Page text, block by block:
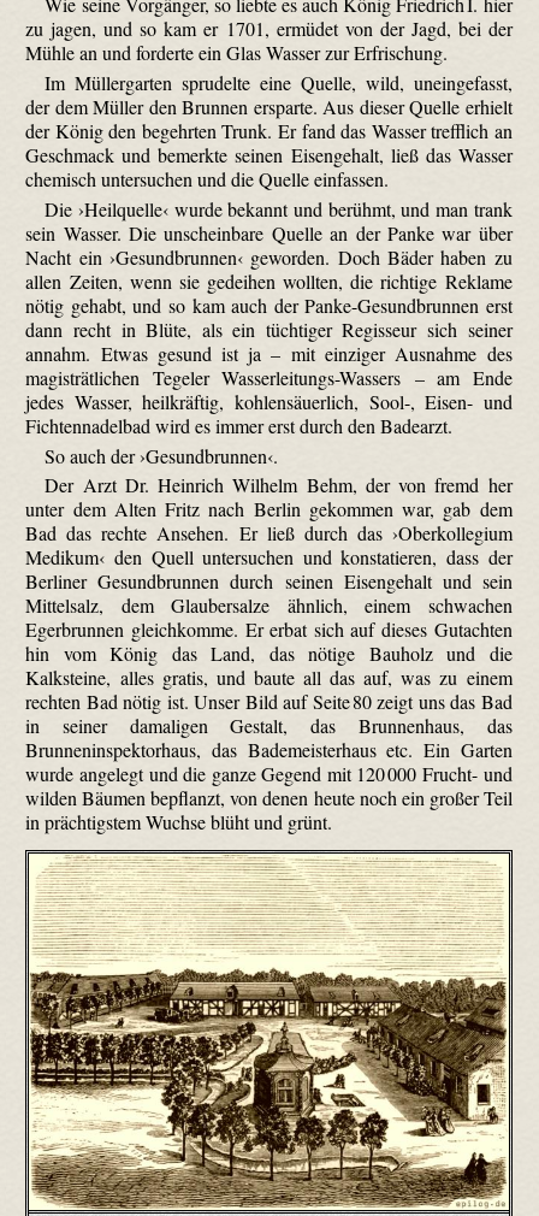
zu jagen, und so kam er 1701, ermüdet von der Jagd, bei der
Mühle an und forderte ein Glas Wasser zur Erfrischung.
Im Müllergarten sprudelte eine Quelle, wild, uneingefasst,
der dem Müller den Brunnen ersparte. Aus dieser Quelle erhielt
der König den begehrten Trunk. Er fand das Wasser trefflich an
Geschmack und bemerkte seinen Eisengehalt, ließ das Wasser
chemisch untersuchen und die Quelle einfassen.
Die ›Heilquelle‹ wurde bekannt und berühmt, und man trank
sein Wasser. Die unscheinbare Quelle an der Panke war über
Nacht ein ›Gesundbrunnen‹ geworden. Doch Bäder haben zu
allen Zeiten, wenn sie gedeihen wollten, die richtige Reklame
nötig gehabt, und so kam auch der Panke-Gesundbrunnen erst
dann recht in Blüte, als ein tüchtiger Regisseur sich seiner
annahm. Etwas gesund ist ja – mit einziger Ausnahme des
magisträtlichen Tegeler Wasserleitungs-Wassers – am Ende
jedes Wasser, heilkräftig, kohlensäuerlich, Sool-, Eisen- und
Fichtennadelbad wird es immer erst durch den Badearzt.
So auch der ›Gesundbrunnen‹.
Der Arzt Dr. Heinrich Wilhelm Behm, der von fremd her
unter dem Alten Fritz nach Berlin gekommen war, gab dem
Bad das rechte Ansehen. Er ließ durch das ›Oberkollegium
Medikum‹ den Quell untersuchen und konstatieren, dass der
Berliner Gesundbrunnen durch seinen Eisengehalt und sein
Mittelsalz, dem Glaubersalze ähnlich, einem schwachen
Egerbrunnen gleichkomme. Er erbat sich auf dieses Gutachten
hin vom König das Land, das nötige Bauholz und die
Kalksteine, alles gratis, und baute all das auf, was zu einem
rechten Bad nötig ist. Unser Bild auf Seite 80 zeigt uns das Bad
in seiner damaligen Gestalt, das Brunnenhaus, das
Brunneninspektorhaus, das Bademeisterhaus etc. Ein Garten
wurde angelegt und die ganze Gegend mit 120 000 Frucht- und
wilden Bäumen bepflanzt, von denen heute noch ein großer Teil
in prächtigstem Wuchse blüht und grünt.